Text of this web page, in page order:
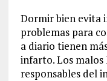
Dormir bien evita
problemas para
a diario tienen
infarto. Los malos
responsables del